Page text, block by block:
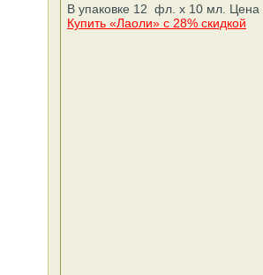
В упаковке 12 фл. х 10 мл. Цена
Купить «Лаоли» с 28% скидкой